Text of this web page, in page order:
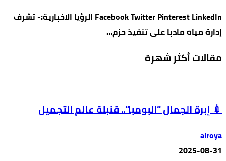
Facebook Twitter Pinterest LinkedIn الرؤيا الاخبارية:- تشرف
إدارة مياه مادبا على تنفيذ حزم…
مقالات أكثر شهرة
💉 إبرة الجمال “البومبا”.. قنبلة عالم التجميل
alroya
2025-08-31